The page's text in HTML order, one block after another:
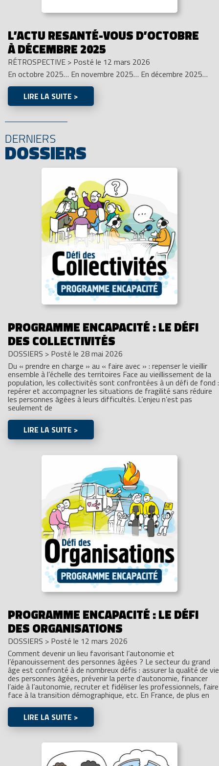
L’ACTU RESANTÉ-VOUS D’OCTOBRE
À DÉCEMBRE 2025
RÉTROSPECTIVE > Posté le 12 mars 2026
En octobre 2025… En novembre 2025… En décembre 2025…
LIRE LA SUITE >
DERNIERS
DOSSIERS
PROGRAMME ENCAPACITÉ : LE DÉFI
DES COLLECTIVITÉS
DOSSIERS > Posté le 28 mai 2026
Du « prendre en charge » au « faire avec » : repenser le vieillir
ensemble à l’échelle des territoires Face au vieillissement de la
population, les collectivités sont confrontées à un défi de fond :
repérer et accompagner les situations de fragilité sans réduire
les personnes âgées à leurs difficultés. L’enjeu n’est pas
seulement de
LIRE LA SUITE >
PROGRAMME ENCAPACITÉ : LE DÉFI
DES ORGANISATIONS
DOSSIERS > Posté le 12 mars 2026
Comment devenir un lieu favorisant l’autonomie et
l’épanouissement des personnes âgées ? Le secteur du grand
âge est confronté à de nombreux défis : assurer la qualité de vie
des personnes âgées, prévenir la perte d’autonomie, financer
l’aide à l’autonomie, recruter et fidéliser les professionnels, faire
face à la transition démographique, etc. En France, de plus en
LIRE LA SUITE >